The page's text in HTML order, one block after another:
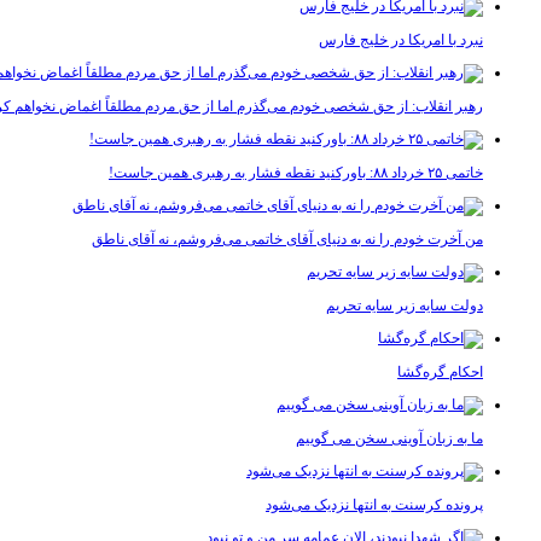
نبرد با امریکا در خلیج فارس
رهبر انقلاب: از حق شخصی خودم می‌گذرم اما از حق مردم مطلقاً اغماض نخواهم
خاتمی ۲۵ خرداد ۸۸: باورکنید نقطه فشار به رهبری همین جاست!
من آخرت خودم را نه به دنیای آقای خاتمی می‌فروشم، نه آقای ناطق
دولت سایه زیر سایه تحریم
احکام گره‌گشا
ما به زبان آوینی سخن می گوییم
پرونده کرسنت به انتها نزدیک می‌شود